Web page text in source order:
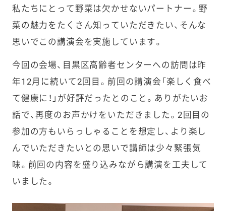
私たちにとって野菜は欠かせないパートナー。野
菜の魅力をたくさん知っていただきたい、そんな
思いでこの講演会を実施しています。
今回の会場、目黒区高齢者センターへの訪問は昨
年12月に続いて2回目。前回の講演会「楽しく食べ
て健康に！」が好評だったとのこと。ありがたいお
話で、再度のお声かけをいただきました。2回目の
参加の方もいらっしゃることを想定し、より楽し
んでいただきたいとの思いで講師は少々緊張気
味。前回の内容を盛り込みながら講演を工夫して
いました。